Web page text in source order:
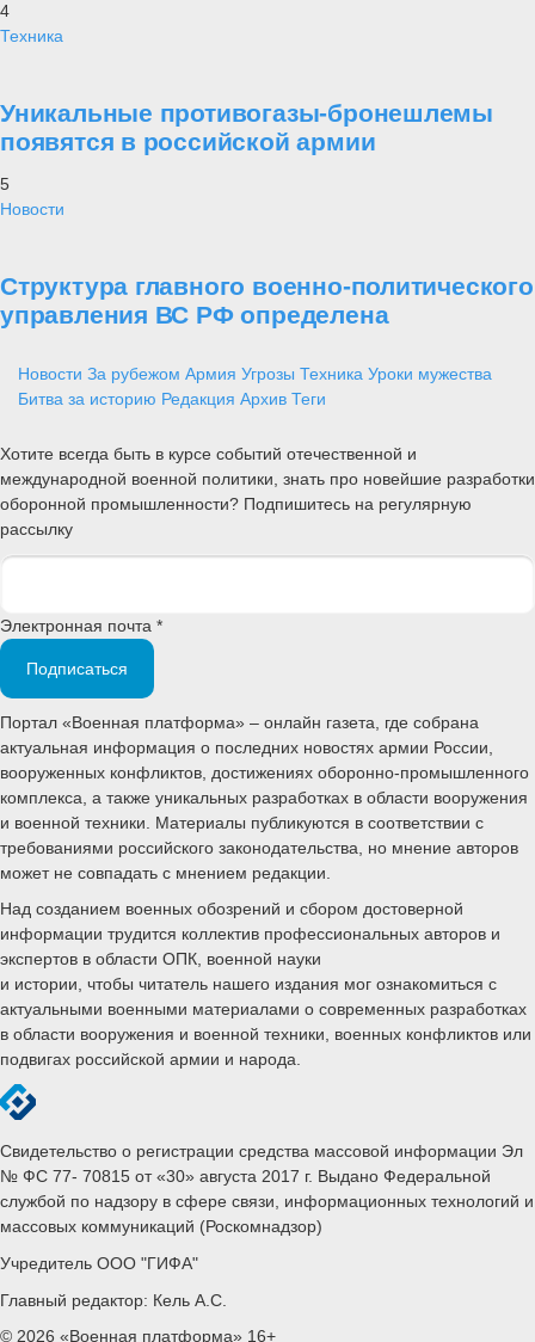
4
Техника
Уникальные противогазы-бронешлемы
появятся в российской армии
5
Новости
Структура главного военно-политического
управления ВС РФ определена
Новости За рубежом Армия Угрозы Техника Уроки мужества
Битва за историю Редакция Архив Теги
Хотите всегда быть в курсе событий отечественной и
международной военной политики, знать про новейшие разработки
оборонной промышленности? Подпишитесь на регулярную
рассылку
Электронная почта *
Подписаться
Портал «Военная платформа» – онлайн газета, где собрана
актуальная информация о последних новостях армии России,
вооруженных конфликтов, достижениях оборонно-промышленного
комплекса, а также уникальных разработках в области вооружения
и военной техники. Материалы публикуются в соответствии с
требованиями российского законодательства, но мнение авторов
может не совпадать с мнением редакции.
Над созданием военных обозрений и сбором достоверной
информации трудится коллектив профессиональных авторов и
экспертов в области ОПК, военной науки
и истории, чтобы читатель нашего издания мог ознакомиться с
актуальными военными материалами о современных разработках
в области вооружения и военной техники, военных конфликтов или
подвигах российской армии и народа.
Свидетельство о регистрации средства массовой информации Эл
№ ФС 77- 70815 от «30» августа 2017 г. Выдано Федеральной
службой по надзору в сфере связи, информационных технологий и
массовых коммуникаций (Роскомнадзор)
Учредитель ООО "ГИФА"
Главный редактор: Кель А.С.
© 2026 «Военная платформа» 16+